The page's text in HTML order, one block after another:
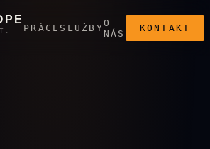
PRÁCE SLUŽBYO
NÁS
KONTAKT